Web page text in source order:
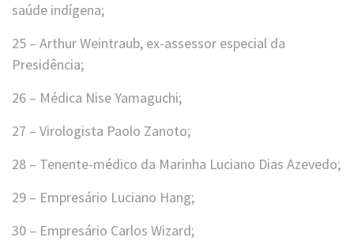
saúde indígena;
25 – Arthur Weintraub, ex-assessor especial da
Presidência;
26 – Médica Nise Yamaguchi;
27 – Virologista Paolo Zanoto;
28 – Tenente-médico da Marinha Luciano Dias Azevedo;
29 – Empresário Luciano Hang;
30 – Empresário Carlos Wizard;